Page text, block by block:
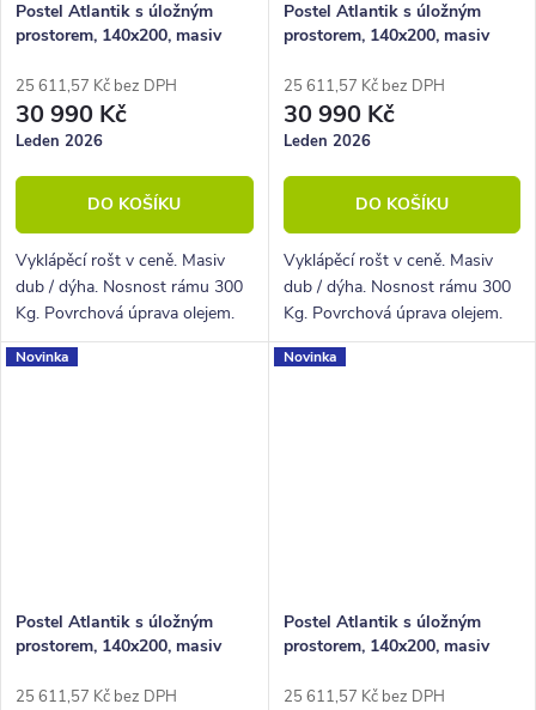
Postel Atlantik s úložným
prostorem, 140x200, masiv
25 611,57 Kč bez DPH
30 990 Kč
Leden 2026
DO KOŠÍKU
Vyklápěcí rošt v ceně. Masiv
dub / dýha. Nosnost rámu 300
Kg. Povrchová úprava olejem.
Postel Atlantik s úložným
prostorem, 140x200, masiv
25 611,57 Kč bez DPH
30 990 Kč
Leden 2026
DO KOŠÍKU
Vyklápěcí rošt v ceně. Masiv
dub / dýha. Nosnost rámu 300
Kg. Povrchová úprava olejem.
Novinka
Postel Atlantik s úložným
prostorem, 140x200, masiv
ekokůže
25 611,57 Kč bez DPH
Novinka
Postel Atlantik s úložným
prostorem, 140x200, masiv
25 611,57 Kč bez DPH